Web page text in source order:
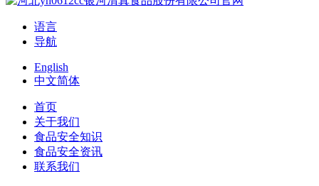
语言
导航
English
中文简体
首页
关于我们
食品安全知识
食品安全资讯
联系我们